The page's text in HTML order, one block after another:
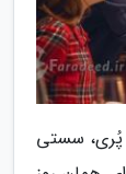
پُری، سستی